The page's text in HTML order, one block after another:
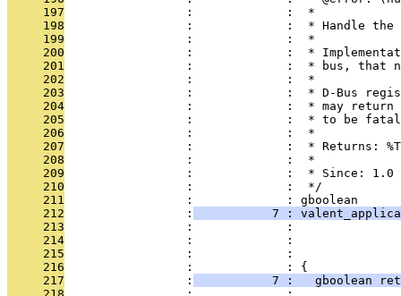
     197
                 :             :  *
     198
:             :  * Handle
     199
                 :             :  *
     200
:             :  *
     201
:             :  * bus, that
     202
                 :             :  *
     203
:             :  * D-Bus
     204
:             :  * may
     205
:             :  * to be
     206
                 :             :  *
     207
:             :  * Returns:
     208
                 :             :  *
     209
                 :             :  * Since: 1.0
     210
                 :             :  */
     211
                 :             : gboolean
     212
                 :
7 :
     213
:             :
     214
:             :
     215
:             :
     216
                 :             : {
     217
                 :
7 :   gboolean